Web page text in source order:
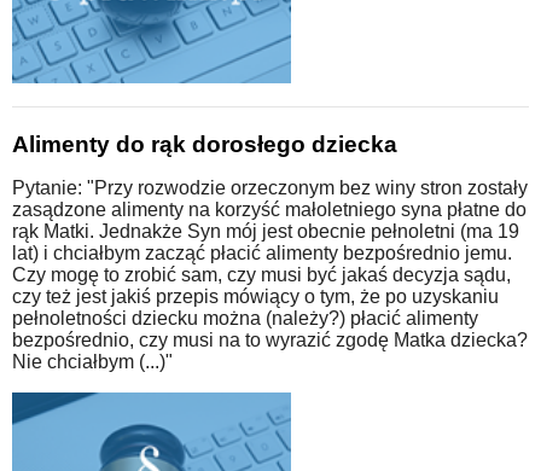
Alimenty do rąk dorosłego dziecka
Pytanie: "Przy rozwodzie orzeczonym bez winy stron zostały
zasądzone alimenty na korzyść małoletniego syna płatne do
rąk Matki. Jednakże Syn mój jest obecnie pełnoletni (ma 19
lat) i chciałbym zacząć płacić alimenty bezpośrednio jemu.
Czy mogę to zrobić sam, czy musi być jakaś decyzja sądu,
czy też jest jakiś przepis mówiący o tym, że po uzyskaniu
pełnoletności dziecku można (należy?) płacić alimenty
bezpośrednio, czy musi na to wyrazić zgodę Matka dziecka?
Nie chciałbym (...)"